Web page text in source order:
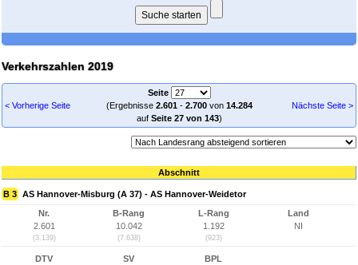
Verkehrszahlen 2019
< Vorherige Seite
Seite
(Ergebnisse 2.601- 2.700von 14.284
auf Seite 27 von 143)
Nächste Seite >
Abschnitt
B 3 AS Hannover-Misburg (A 37) - AS Hannover-Weidetor
Nr.
2.601
(3.139)
B-Rang
10.042
(7.638)
L-Rang
1.192
(923)
Land
NI
DTV
SV
BPL